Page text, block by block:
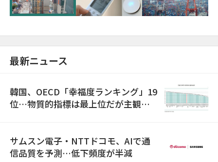
最新ニュース
韓国、OECD「幸福度ランキング」19
位…物質的指標は最上位だが主観的
サムスン電子・NTTドコモ、AIで通
信品質を予測…低下頻度が半減